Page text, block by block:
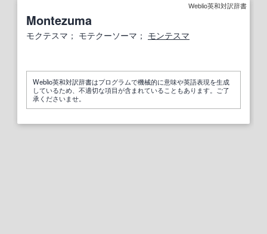
Weblio英和対訳辞書
Montezuma
モクテスマ； モテクーソーマ； モンテスマ
Weblio英和対訳辞書はプログラムで機械的に意味や英語表現を生成
しているため、不適切な項目が含まれていることもあります。ご了
承くださいませ。